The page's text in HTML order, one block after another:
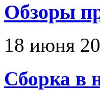
Обзоры
18 июня
Сборка в